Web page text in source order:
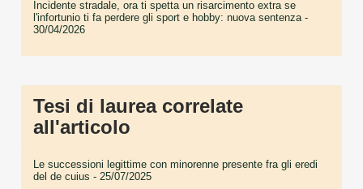
Incidente stradale, ora ti spetta un risarcimento extra se
l'infortunio ti fa perdere gli sport e hobby: nuova sentenza -
30/04/2026
Tesi di laurea correlate
all'articolo
Le successioni legittime con minorenne presente fra gli eredi
del de cuius - 25/07/2025